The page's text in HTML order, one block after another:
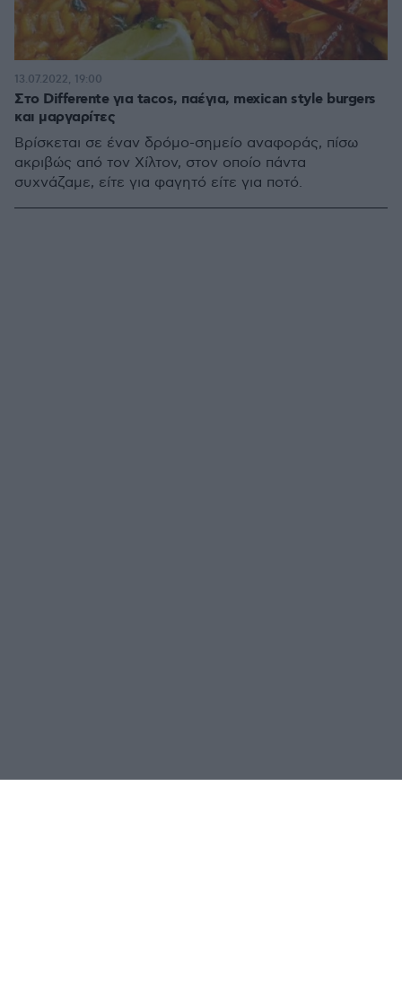
Στο Differente για tacos, παέγια, mexican style burgers
και μαργαρίτες
Βρίσκεται σε έναν δρόμο-σημείο αναφοράς, πίσω
ακριβώς από τον Χίλτον, στον οποίο πάντα
συχνάζαμε, είτε για φαγητό είτε για ποτό.
13.07.2022, 19:00